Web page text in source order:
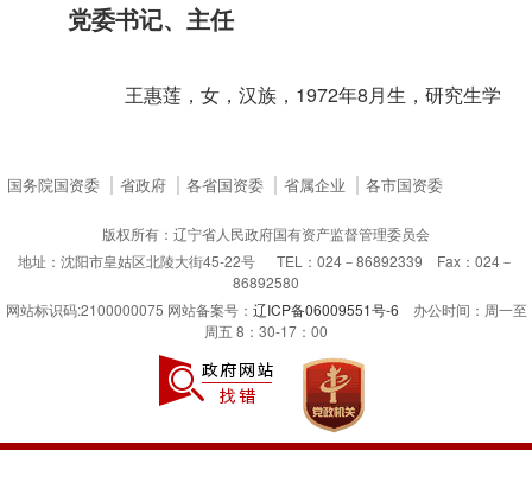
党委书记、主任
王惠莲，女，汉族， 1972年8月生，研究生学历
国务院国资委 省政府 各省国资委 省属企业 各市国资委
版权所有：辽宁省人民政府国有资产监督管理委员会
地址：沈阳市皇姑区北陵大街45-22号 TEL：024－86892339 Fax：024－
86892580
网站标识码:2100000075 网站备案号： 辽ICP备06009551号-6 办公时间：周一至
周五 8：30-17：00